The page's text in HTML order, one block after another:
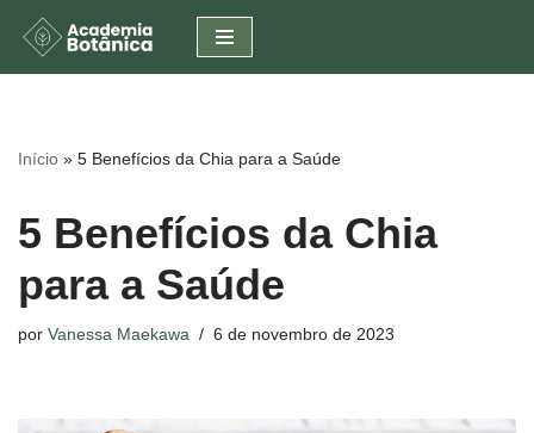
Pular
conteúdo
Início » 5 Benefícios da Chia para a Saúde
5 Benefícios da Chia
para a Saúde
por Vanessa Maekawa 6 de novembro de 2023